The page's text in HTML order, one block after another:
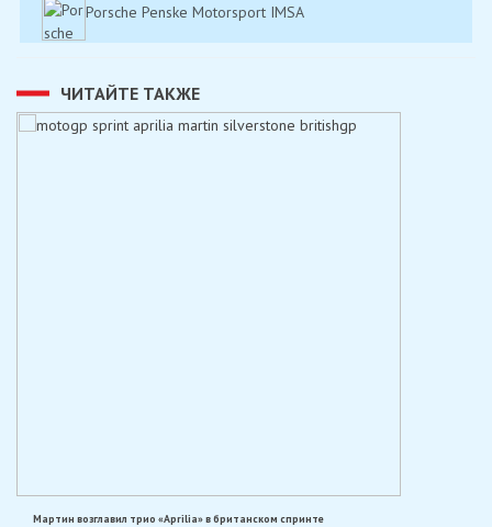
Porsche Penske Motorsport IMSA
ЧИТАЙТЕ ТАКЖЕ
Мартин возглавил трио «Aprilia» в британском спринте